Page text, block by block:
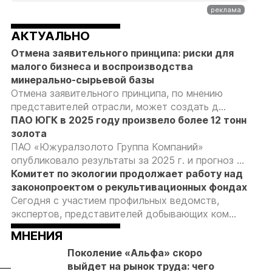
АКТУАЛЬНО
Отмена заявительного принципа: риски для
малого бизнеса и воспроизводства
минерально-сырьевой базы
Отмена заявительного принципа, по мнению
представителей отрасли, может создать д...
ПАО ЮГК в 2025 году произвело более 12 тонн
золота
ПАО «Южуралзолото Группа Компаний»
опубликовало результаты за 2025 г. и прогноз ...
Комитет по экологии продолжает работу над
законопроектом о рекультивационных фондах
Сегодня с участием профильных ведомств,
экспертов, представителей добывающих ком...
МНЕНИЯ
Поколение «Альфа» скоро
выйдет на рынок труда: чего